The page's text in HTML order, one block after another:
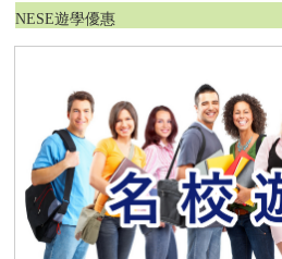
NESE遊學優惠